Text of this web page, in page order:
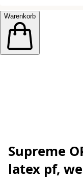
Warenkorb
Supreme
latex pf,